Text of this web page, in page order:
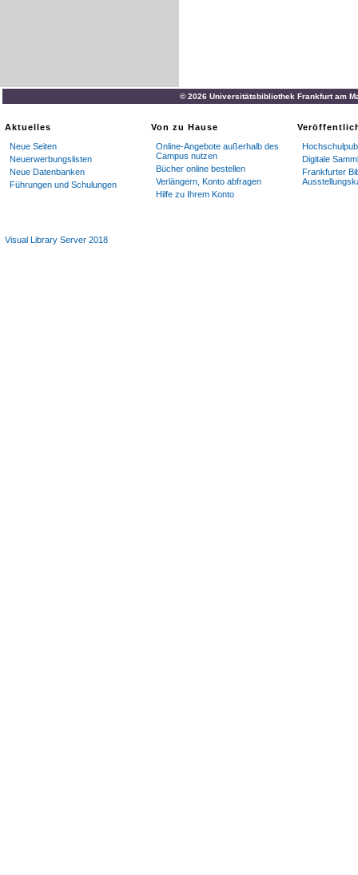
© 2026 Universitätsbibliothek Frankfurt am
Aktuelles
Neue Seiten
Neuerwerbungslisten
Neue Datenbanken
Führungen und Schulungen
Von zu Hause
Online-Angebote außerhalb des
Campus nutzen
Bücher online bestellen
Verlängern, Konto abfragen
Hilfe zu Ihrem Konto
Digitale
Frankfurter
Visual Library Server 2018